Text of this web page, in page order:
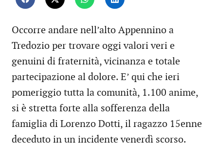
Occorre andare nell’alto Appennino a
Tredozio per trovare oggi valori veri e
genuini di fraternità, vicinanza e totale
partecipazione al dolore. E’ qui che ieri
pomeriggio tutta la comunità, 1.100 anime,
si è stretta forte alla sofferenza della
famiglia di Lorenzo Dotti, il ragazzo 15enne
deceduto in un incidente venerdì scorso.